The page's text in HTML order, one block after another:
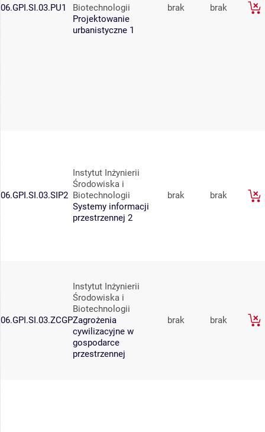
06.GPI.SI.03.PU1
Biotechnologii
Projektowanie
urbanistyczne 1
brak brak
06.GPI.SI.03.SIP2
Instytut Inżynierii
Środowiska i
Biotechnologii
Systemy informacji
przestrzennej 2
brak brak
06.GPI.SI.03.ZCGP
Instytut Inżynierii
Środowiska i
Biotechnologii
Zagrożenia
cywilizacyjne w
gospodarce
przestrzennej
brak brak